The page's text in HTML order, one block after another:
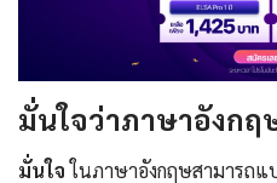
มั่นใจว่าภาษาอังกฤ
มั่นใจในภาษาอังกฤษสามารถแ